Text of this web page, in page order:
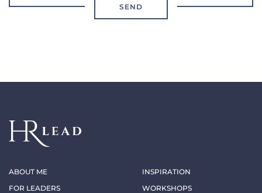
SEND
ABOUT ME
FOR LEADERS
INSPIRATION
WORKSHOPS